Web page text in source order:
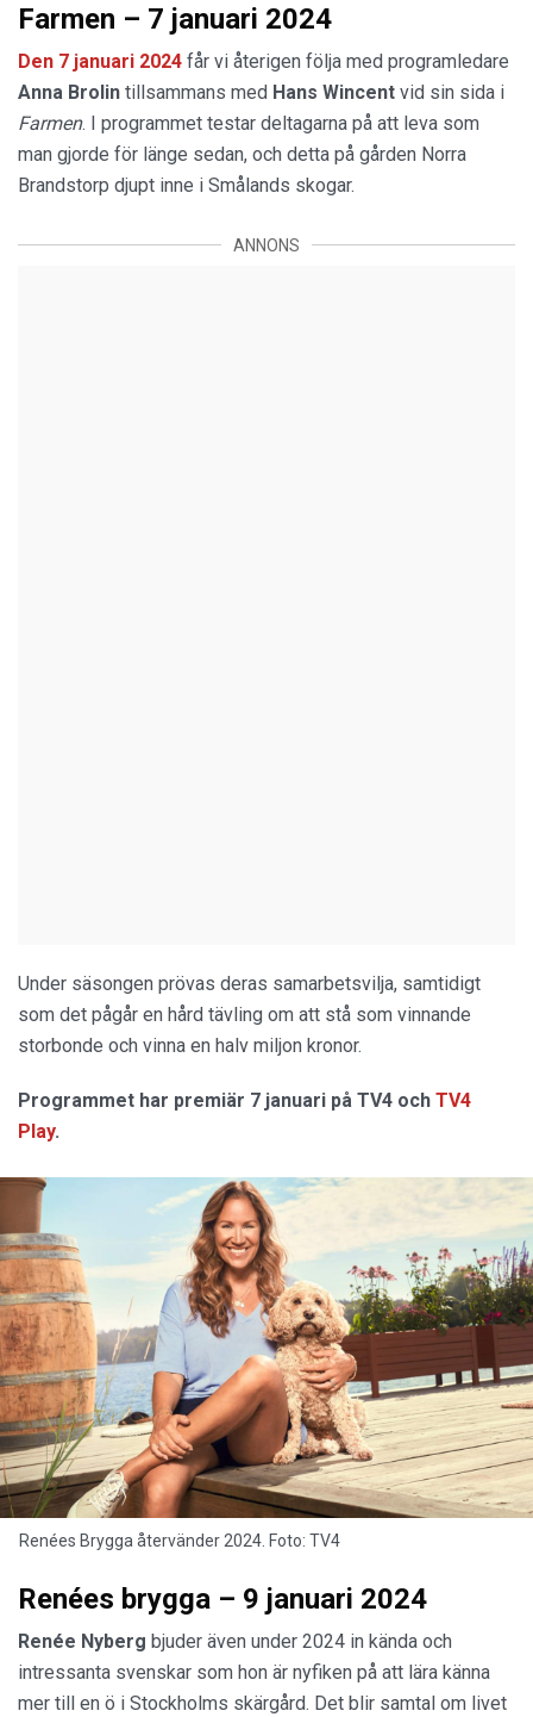
Farmen – 7 januari 2024
Den 7 januari 2024 får vi återigen följa med programledare
Anna Brolin tillsammans med Hans Wincent vid sin sida i
Farmen. I programmet testar deltagarna på att leva som
man gjorde för länge sedan, och detta på gården Norra
Brandstorp djupt inne i Smålands skogar.
ANNONS
Under säsongen prövas deras samarbetsvilja, samtidigt
som det pågår en hård tävling om att stå som vinnande
storbonde och vinna en halv miljon kronor.
Programmet har premiär 7 januari på TV4 och TV4
Play.
Renées Brygga återvänder 2024. Foto: TV4
Renées brygga – 9 januari 2024
Renée Nyberg bjuder även under 2024 in kända och
intressanta svenskar som hon är nyfiken på att lära känna
mer till en ö i Stockholms skärgård. Det blir samtal om livet